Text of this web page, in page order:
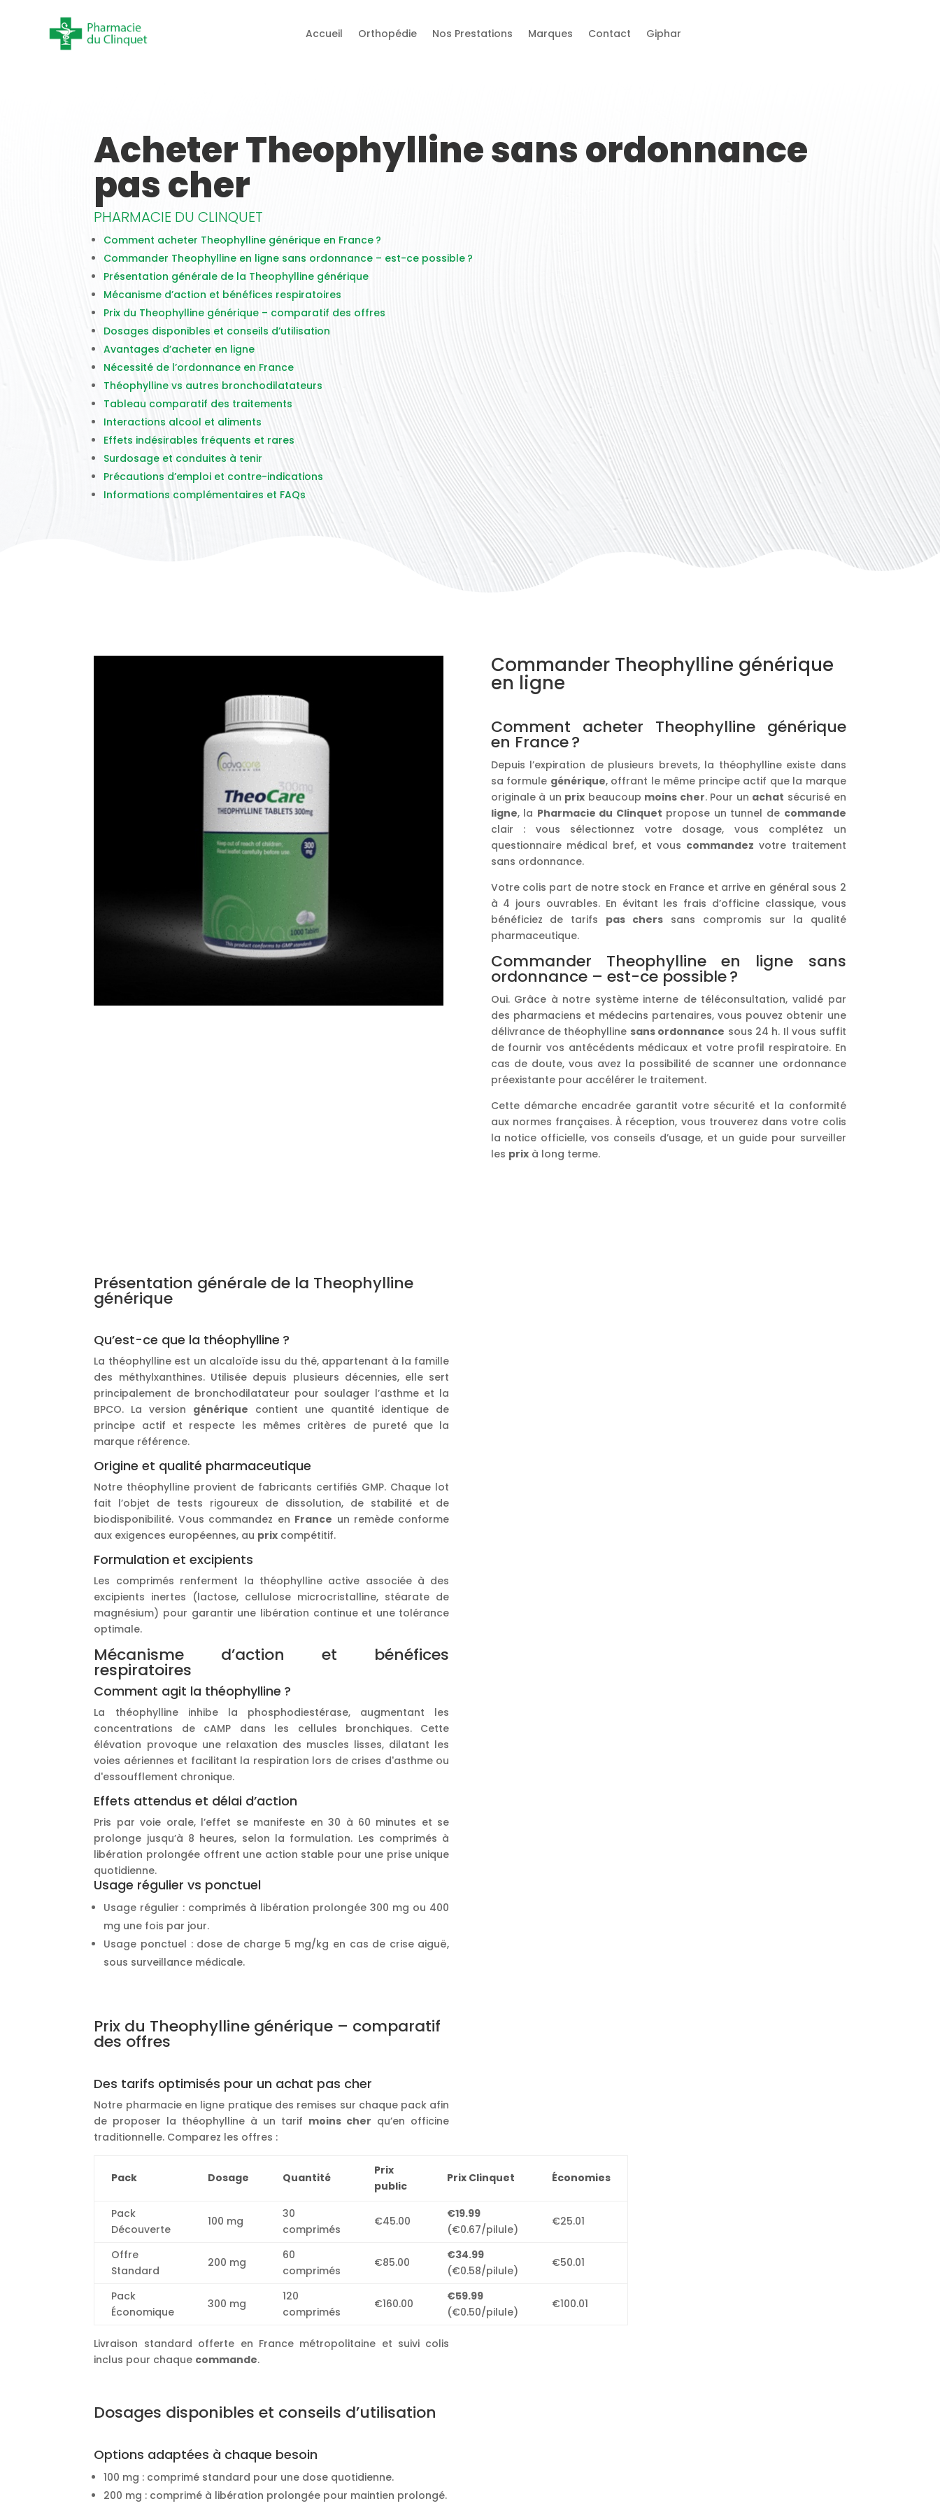
Accueil Orthopédie Nos Prestations Marques Contact Giphar
Acheter Theophylline sans ordonnance
pas cher
PHARMACIE DU CLINQUET
Comment acheter Theophylline générique en France ?
Commander Theophylline en ligne sans ordonnance – est-ce possible ?
Présentation générale de la Theophylline générique
Mécanisme d’action et bénéfices respiratoires
Prix du Theophylline générique – comparatif des offres
Dosages disponibles et conseils d’utilisation
Avantages d’acheter en ligne
Nécessité de l’ordonnance en France
Théophylline vs autres bronchodilatateurs
Tableau comparatif des traitements
Interactions alcool et aliments
Effets indésirables fréquents et rares
Surdosage et conduites à tenir
Précautions d’emploi et contre-indications
Informations complémentaires et FAQs
Commander Theophylline générique
en ligne
Comment acheter Theophylline générique
en France ?
Depuis l’expiration de plusieurs brevets, la théophylline existe dans
sa formule générique, offrant le même principe actif que la marque
originale à un prix beaucoup moins cher. Pour un achat sécurisé en
ligne, la Pharmacie du Clinquet propose un tunnel de commande
clair : vous sélectionnez votre dosage, vous complétez un
questionnaire médical bref, et vous commandez votre traitement
sans ordonnance.
Votre colis part de notre stock en France et arrive en général sous 2
à 4 jours ouvrables. En évitant les frais d’officine classique, vous
bénéficiez de tarifs pas chers sans compromis sur la qualité
pharmaceutique.
Commander Theophylline en ligne sans
ordonnance – est-ce possible ?
Oui. Grâce à notre système interne de téléconsultation, validé par
des pharmaciens et médecins partenaires, vous pouvez obtenir une
délivrance de théophylline sans ordonnance sous 24 h. Il vous suffit
de fournir vos antécédents médicaux et votre profil respiratoire. En
cas de doute, vous avez la possibilité de scanner une ordonnance
préexistante pour accélérer le traitement.
Cette démarche encadrée garantit votre sécurité et la conformité
aux normes françaises. À réception, vous trouverez dans votre colis
la notice officielle, vos conseils d’usage, et un guide pour surveiller
les prixà long terme.
Présentation générale de la Theophylline
générique
Qu’est-ce que la théophylline ?
La théophylline est un alcaloïde issu du thé, appartenant à la famille
des méthylxanthines. Utilisée depuis plusieurs décennies, elle sert
principalement de bronchodilatateur pour soulager l’asthme et la
BPCO. La version générique contient une quantité identique de
principe actif et respecte les mêmes critères de pureté que la
marque référence.
Origine et qualité pharmaceutique
Notre théophylline provient de fabricants certifiés GMP. Chaque lot
fait l’objet de tests rigoureux de dissolution, de stabilité et de
biodisponibilité. Vous commandez en France un remède conforme
aux exigences européennes, au prix compétitif.
Formulation et excipients
Les comprimés renferment la théophylline active associée à des
excipients inertes (lactose, cellulose microcristalline, stéarate de
magnésium) pour garantir une libération continue et une tolérance
optimale.
Mécanisme d’action et bénéfices
respiratoires
Comment agit la théophylline ?
La théophylline inhibe la phosphodiestérase, augmentant les
concentrations de cAMP dans les cellules bronchiques. Cette
élévation provoque une relaxation des muscles lisses, dilatant les
voies aériennes et facilitant la respiration lors de crises d'asthme ou
d'essoufflement chronique.
Effets attendus et délai d’action
Pris par voie orale, l’effet se manifeste en 30 à 60 minutes et se
prolonge jusqu’à 8 heures, selon la formulation. Les comprimés à
libération prolongée offrent une action stable pour une prise unique
quotidienne.
Usage régulier vs ponctuel
Usage régulier : comprimés à libération prolongée 300 mg ou 400
mg une fois par jour.
Usage ponctuel : dose de charge 5 mg/kg en cas de crise aiguë,
sous surveillance médicale.
Prix du Theophylline générique – comparatif
des offres
Des tarifs optimisés pour un achat pas cher
Notre pharmacie en ligne pratique des remises sur chaque pack afin
de proposer la théophylline à un tarif moins cher qu’en officine
traditionnelle. Comparez les offres :
Pack Dosage Quantité
Prix
public
Prix Clinquet Économies
Pack
Découverte
100 mg
30
comprimés
€45.00
€19.99
(€0.67/pilule)
€25.01
Offre
Standard
200 mg
60
comprimés
€85.00
€34.99
(€0.58/pilule)
€50.01
Pack
Économique
300 mg
120
comprimés
€160.00
€59.99
(€0.50/pilule)
€100.01
Livraison standard offerte en France métropolitaine et suivi colis
inclus pour chaque commande.
Dosages disponibles et conseils d’utilisation
Options adaptées à chaque besoin
100 mg : comprimé standard pour une dose quotidienne.
200 mg : comprimé à libération prolongée pour maintien prolongé.